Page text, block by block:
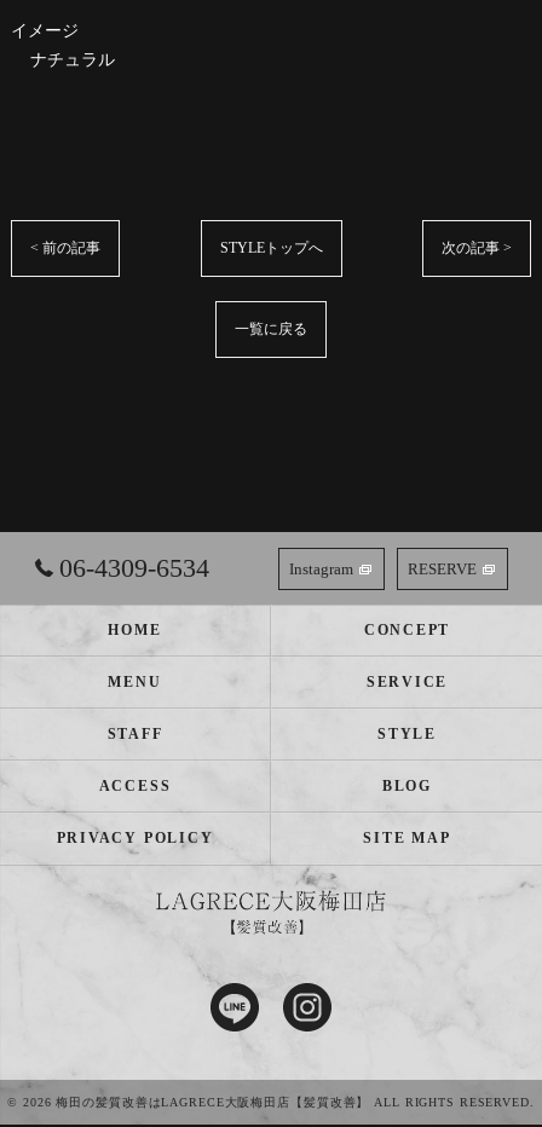
イメージ
ナチュラル
< 前の記事 STYLEトップへ 次の記事 >
一覧に戻る
06-4309-6534 Instagram RESERVE
HOME CONCEPT
MENU SERVICE
STAFF STYLE
ACCESS BLOG
PRIVACY POLICY SITE MAP
© 2026 梅田の髪質改善はLAGRECE大阪梅田店【髪質改善】 ALL RIGHTS RESERVED.